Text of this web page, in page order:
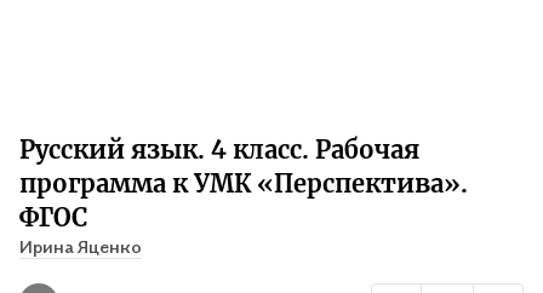
Русский язык. 4 класс. Рабочая
программа к УМК «Перспектива».
ФГОС
Ирина Яценко